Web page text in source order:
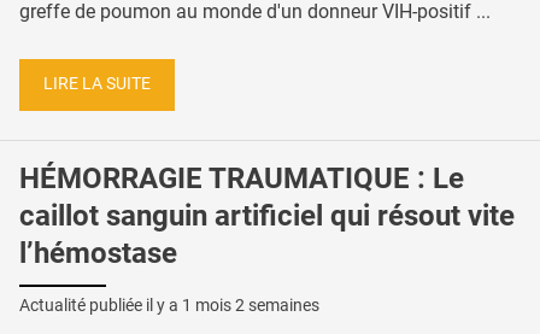
greffe de poumon au monde d'un donneur VIH-positif ...
LIRE LA SUITE
HÉMORRAGIE TRAUMATIQUE : Le
caillot sanguin artificiel qui résout vite
l’hémostase
Actualité publiée il y a 1 mois 2 semaines